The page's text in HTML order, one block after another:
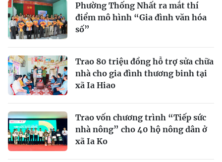
Phường Thống Nhất ra mắt thí
điểm mô hình “Gia đình văn hóa
số”
Trao 80 triệu đồng hỗ trợ sửa chữa
nhà cho gia đình thương binh tại
xã Ia Hiao
Trao vốn chương trình “Tiếp sức
nhà nông” cho 40 hộ nông dân ở
xã Ia Ko